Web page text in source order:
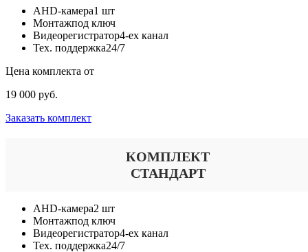
AHD-камера1 шт
Монтажпод ключ
Видеорегистратор4-ех канал
Тех. поддержка24/7
Цена комплекта от
19 000 руб.
Заказать комплект
КОМПЛЕКТ
СТАНДАРТ
AHD-камера2 шт
Монтажпод ключ
Видеорегистратор4-ех канал
Тех. поддержка24/7